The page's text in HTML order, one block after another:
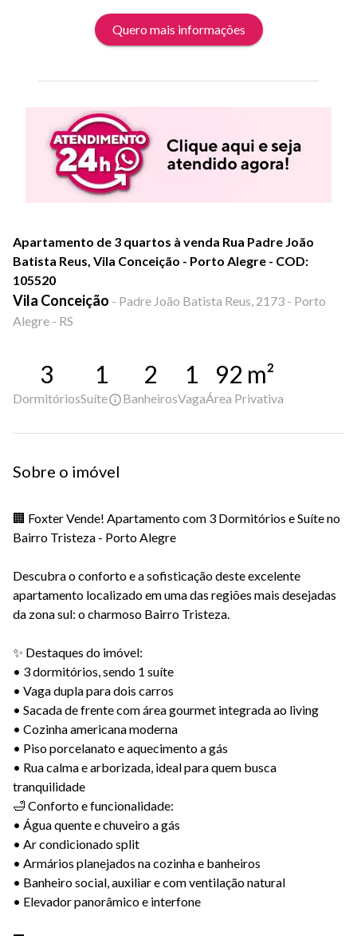
Quero mais informações
Apartamento de 3 quartos à venda Rua Padre João
Batista Reus, Vila Conceição - Porto Alegre - COD:
105520
Vila Conceição - Padre João Batista Reus, 2173 - Porto
Alegre - RS
3
Dormitórios
1
Suíte
2
Banheiros
1
Vaga
92 m²
Área Privativa
Sobre o imóvel
🏢 Foxter Vende! Apartamento com 3 Dormitórios e Suíte no
Bairro Tristeza - Porto Alegre
Descubra o conforto e a sofisticação deste excelente
apartamento localizado em uma das regiões mais desejadas
da zona sul: o charmoso Bairro Tristeza.
✨ Destaques do imóvel:
• 3 dormitórios, sendo 1 suíte
• Vaga dupla para dois carros
• Sacada de frente com área gourmet integrada ao living
• Cozinha americana moderna
• Piso porcelanato e aquecimento a gás
• Rua calma e arborizada, ideal para quem busca
tranquilidade
🛁 Conforto e funcionalidade:
• Água quente e chuveiro a gás
• Ar condicionado split
• Armários planejados na cozinha e banheiros
• Banheiro social, auxiliar e com ventilação natural
• Elevador panorâmico e interfone